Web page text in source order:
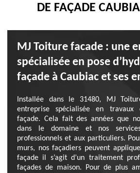
DE FAÇADE
MJ Toiture facade : une
spécialisée en pose
façade à Caubiac et ses
Installée dans le 31480, MJ
entreprise spécialisée en travaux
façade. Cela fait des années que
dans le domaine et nos services
professionnels et aux particuliers.
murs, nos façadiers peuvent
façade il s’agit d’un traitement
façades de maison. Pour de plus